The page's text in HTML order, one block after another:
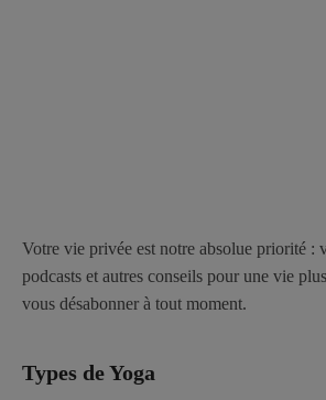
Votre vie privée est notre absolue priorité :
podcasts et autres conseils pour une vie
vous désabonner à tout moment.
Types de Yoga